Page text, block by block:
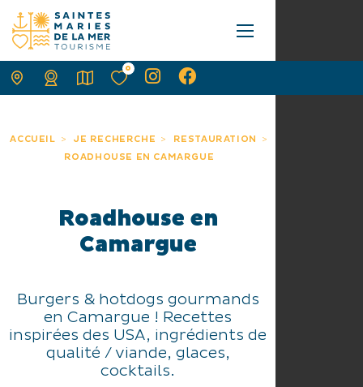
ACCUEIL JE RECHERCHE
RESTAURATION
ROADHOUSE EN CAMARGUE
Roadhouse en
Camargue
Burgers & hotdogs gourmands
en Camargue ! Recettes
inspirées des USA, ingrédients de
qualité / viande, glaces,
cocktails.
0